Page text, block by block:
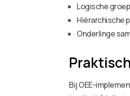
Logische
Hiërarchische
Onderlinge
Bij OEE-